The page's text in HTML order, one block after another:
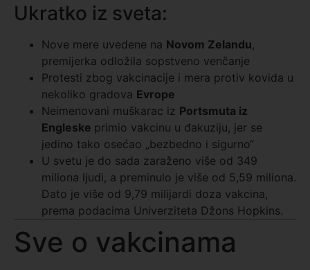
Ukratko iz sveta:
Nove mere uvedene na Novom Zelandu,
premijerka odložila sopstveno venčanje
Protesti zbog vakcinacije i mera protiv kovida u
nekoliko gradova Evrope
Neimenovani muškarac iz Portsmuta iz
Engleske primio vakcinu u đakuziju, jer se
jedino tako osećao „bezbedno i sigurno“
U svetu je do sada zaraženo više od 349
miliona ljudi, a preminulo je više od 5,59 miliona.
Dato je više od 9,79 milijardi doza vakcina,
prema podacima Univerziteta Džons Hopkins.
Sve o vakcinama